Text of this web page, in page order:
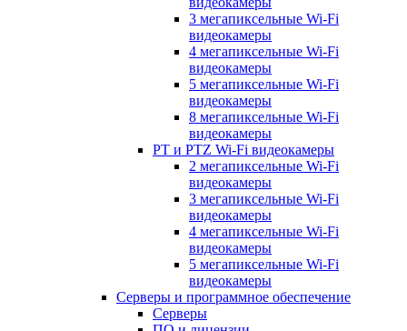
3 мегапиксельные Wi-Fi
видеокамеры
4 мегапиксельные Wi-Fi
видеокамеры
5 мегапиксельные Wi-Fi
видеокамеры
8 мегапиксельные Wi-Fi
видеокамеры
PT и PTZ Wi-Fi видеокамеры
2 мегапиксельные Wi-Fi
видеокамеры
3 мегапиксельные Wi-Fi
видеокамеры
4 мегапиксельные Wi-Fi
видеокамеры
5 мегапиксельные Wi-Fi
видеокамеры
Серверы и программное обеспечение
Серверы